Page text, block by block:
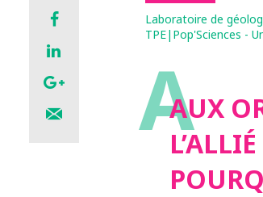
Laboratoire de
TPE|Pop'Sciences -
AAUX